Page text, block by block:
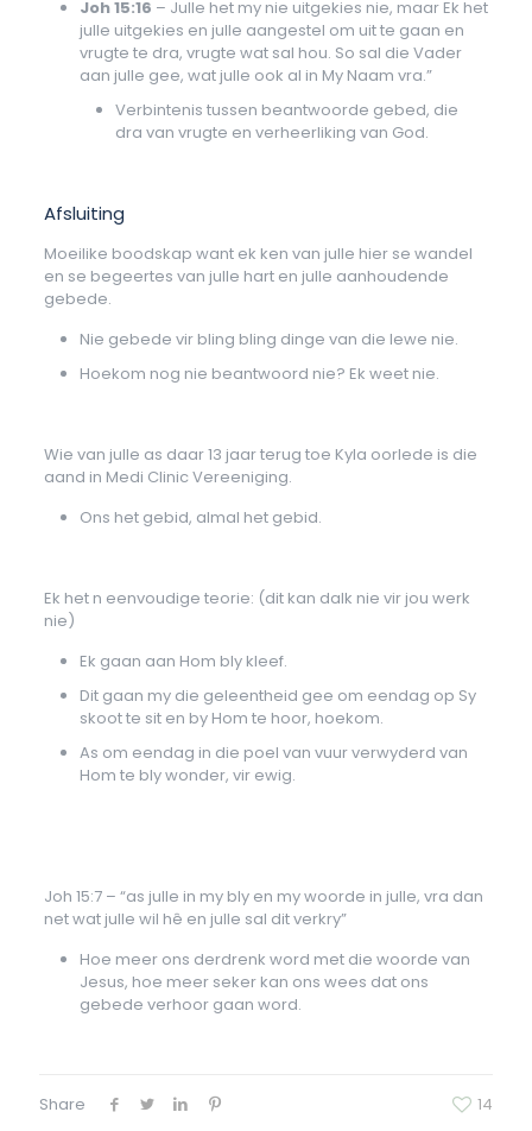
Joh 15:16 – Julle het my nie uitgekies nie, maar Ek het
julle uitgekies en julle aangestel om uit te gaan en
vrugte te dra, vrugte wat sal hou. So sal die Vader
aan julle gee, wat julle ook al in My Naam vra.”
Verbintenis tussen beantwoorde gebed, die
dra van vrugte en verheerliking van God.
Afsluiting
Moeilike boodskap want ek ken van julle hier se wandel
en se begeertes van julle hart en julle aanhoudende
gebede.
Nie gebede vir bling bling dinge van die lewe nie.
Hoekom nog nie beantwoord nie? Ek weet nie.
Wie van julle as daar 13 jaar terug toe Kyla oorlede is die
aand in Medi Clinic Vereeniging.
Ons het gebid, almal het gebid.
Ek het n eenvoudige teorie: (dit kan dalk nie vir jou werk
nie)
Ek gaan aan Hom bly kleef.
Dit gaan my die geleentheid gee om eendag op Sy
skoot te sit en by Hom te hoor, hoekom.
As om eendag in die poel van vuur verwyderd van
Hom te bly wonder, vir ewig.
Joh 15:7 – “as julle in my bly en my woorde in julle, vra dan
net wat julle wil hê en julle sal dit verkry”
Hoe meer ons derdrenk word met die woorde van
Jesus, hoe meer seker kan ons wees dat ons
gebede verhoor gaan word.
Share 14